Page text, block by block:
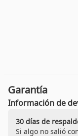
Garantía
Información de
30 días de
Si algo no salió